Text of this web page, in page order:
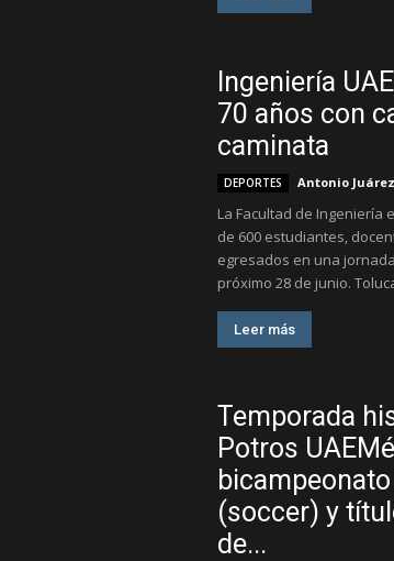
Ingeniería
70 años con
caminata
DEPORTES Antonio Juárez
La Facultad de Ingeniería
de 600 estudiantes,
egresados en una
próximo 28 de junio.
Leer más
Temporada
Potros
(soccer) y
de...